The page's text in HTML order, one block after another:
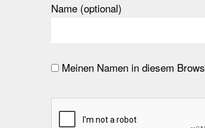
Name (optional)
Meinen Namen in diesem